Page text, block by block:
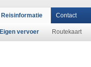
Reisinformatie
Eigen vervoer Routekaart
Contact